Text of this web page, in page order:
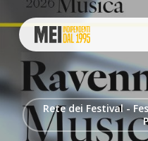
to
main
content
Rete dei Festival -